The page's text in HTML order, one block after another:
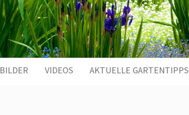
BILDER VIDEOS AKTUELLE GARTENTIPPS